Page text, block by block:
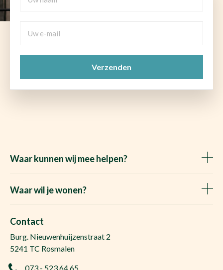
naam
Waar kunnen wij mee helpen?
Het Waare Huis zoekt
Vraag de kosten op
Waar wil je wonen?
Makelaar Den Bosch
Huis kopen Nuland
Huis kopen Berlicum
Contact
Burg. Nieuwenhuijzenstraat 2
5241 TC Rosmalen
073 - 523 64 65